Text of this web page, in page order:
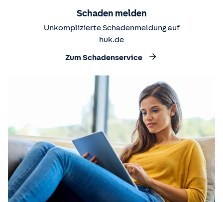
Schaden melden
Unkomplizierte Schadenmeldung auf
huk.de
Zum Schadenservice